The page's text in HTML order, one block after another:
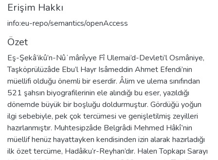
Erişim Hakkı
info:eu-repo/semantics/openAccess
Özet
Eş-Şekâ’ikû’n-Nûʻmânîyye Fî Ulemai’d-Devleti’l Osmâniye,
Taşköprülüzâde Ebu’l Hayr Isâmeddin Ahmet Efendi’nin
müellifi olduğu önemli bir eserdir. Âlim ve ulema sınıfından
521 şahsın biyografilerinin ele alındığı bu eser, yazıldığı
dönemde büyük bir boşluğu doldurmuştur. Gördüğü yoğun
ilgi sebebiyle, pek çok tercümesi ve genişletilmiş zeyilleri
hazırlanmıştır. Muhtesipzâde Belgrâdi Mehmed Hâkî’nin
müellif henüz hayattayken kendisinden izin alarak hazırladığı
ilk özet tercüme, Hadâiku’r-Reyhan’dır. Halen Topkapı Sarayı